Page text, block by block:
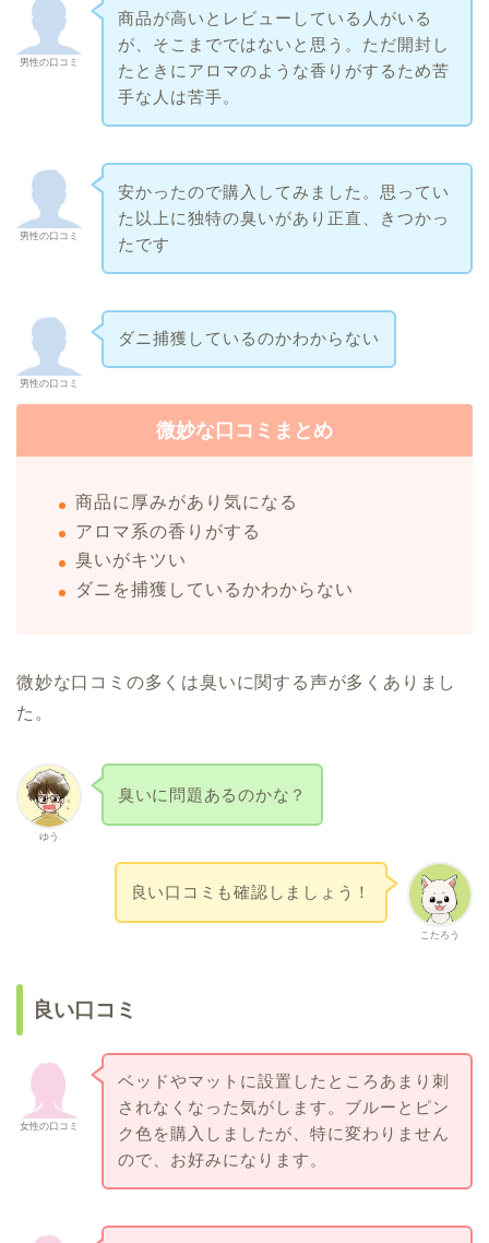
男性の口コミ
商品が高いとレビューしている人がいる
が、そこまでではないと思う。ただ開封し
たときにアロマのような香りがするため苦
手な人は苦手。
男性の口コミ
安かったので購入してみました。思ってい
た以上に独特の臭いがあり正直、きつかっ
たです
男性の口コミ
ダニ捕獲しているのかわからない
微妙な口コミまとめ
商品に厚みがあり気になる
アロマ系の香りがする
臭いがキツい
ダニを捕獲しているかわからない
微妙な口コミの多くは臭いに関する声が多くありまし
た。
ゆう
臭いに問題あるのかな？
こたろう
良い口コミも確認しましょう！
良い口コミ
女性の口コミ
ベッドやマットに設置したところあまり刺
されなくなった気がします。ブルーとピン
ク色を購入しましたが、特に変わりません
ので、お好みになります。